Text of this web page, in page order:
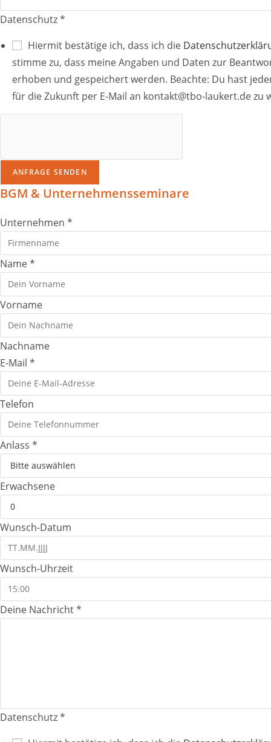
Datenschutz*
Hiermit bestätige ich, dass ich die
stimme zu, dass meine Angaben und Daten zur
erhoben und gespeichert werden. Beachte: Du hast
für die Zukunft per E-Mail an kontakt@tbo-laukert.dezu
ANFRAGE SENDEN
BGM & Unternehmensseminare
Unternehmen *
Name*
Vorname
Nachname
D
t
e
s
h
u
t
z
a
e
W
-
E-Mail *
Telefon
Anlass *
Erwachsene
Wunsch-Datum
Wunsch-Uhrzeit
Deine Nachricht*
Datenschutz*